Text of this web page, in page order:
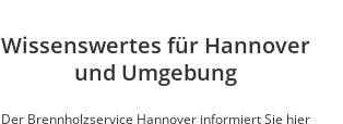
Wissenswertes für Hannover
und Umgebung
Der Brennholzservice Hannover informiert Sie hier